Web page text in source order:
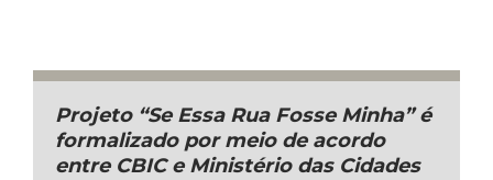
Projeto “Se Essa Rua Fosse Minha” é
formalizado por meio de acordo
entre CBIC e Ministério das Cidades